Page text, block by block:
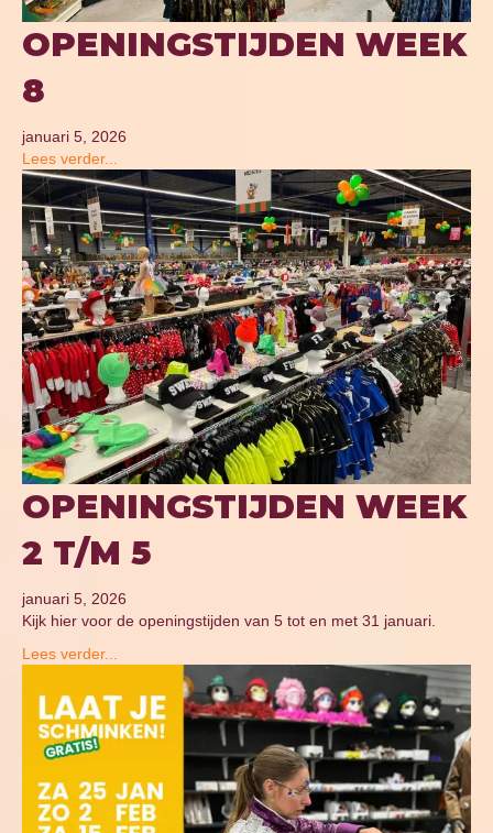
OPENINGSTIJDEN WEEK
8
januari 5, 2026
Lees verder...
OPENINGSTIJDEN WEEK
2 T/M 5
januari 5, 2026
Kijk hier voor de openingstijden van 5 tot en met 31 januari.
Lees verder...